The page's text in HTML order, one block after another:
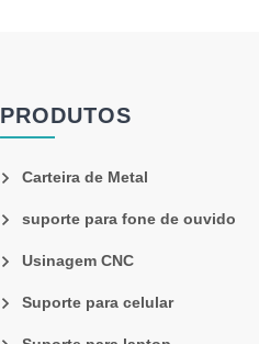
PRODUTOS
Carteira de Metal
suporte para fone de ouvido
Usinagem CNC
Suporte para celular